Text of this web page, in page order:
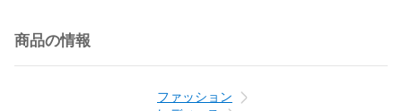
商品の情報
ファッション